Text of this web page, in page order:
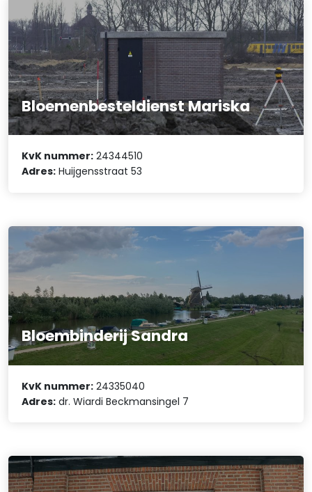
Bloemenbesteldienst Mariska
KvK nummer: 24344510
Adres: Huijgensstraat 53
Bloembinderij Sandra
KvK nummer: 24335040
Adres: dr. Wiardi Beckmansingel 7